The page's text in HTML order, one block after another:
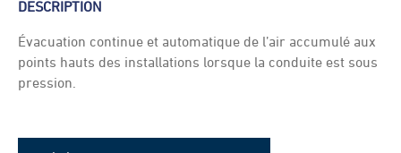
DESCRIPTION
Évacuation continue et automatique de l’air accumulé aux
points hauts des installations lorsque la conduite est sous
pression.